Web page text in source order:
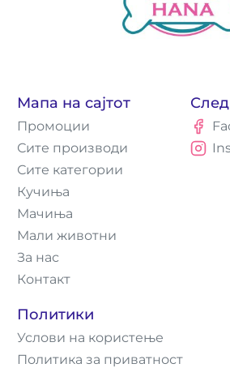
Мапа на сајтот
Промоции
Сите производи
Сите категории
Кучиња
Мачиња
Мали животни
За нас
Контакт
Политики
Услови на користење
Политика за приватност